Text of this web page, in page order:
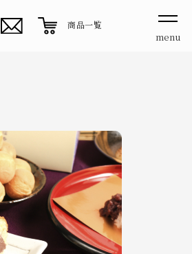
商品一覧
menu